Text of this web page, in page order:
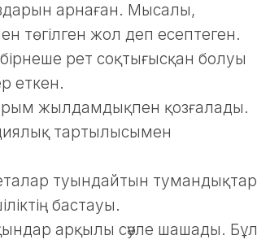
арнаған. Мысалы,
төгілген жол деп есептеген.
рет соқтығысқан болуы
еткен.
жылдамдықпен қозғалады.
тартылысымен
туындайтын тумандықтар
бастауы.
арқылы сәуле шашады. Бұл